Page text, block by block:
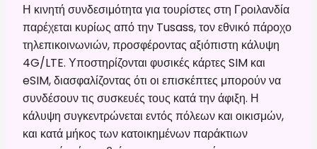
Η κινητή συνδεσιμότητα για τουρίστες στη Γροιλανδία
παρέχεται κυρίως από την Tusass, τον εθνικό πάροχο
τηλεπικοινωνιών, προσφέροντας αξιόπιστη κάλυψη
4G/LTE. Υποστηρίζονται φυσικές κάρτες SIM και
eSIM, διασφαλίζοντας ότι οι επισκέπτες μπορούν να
συνδέσουν τις συσκευές τους κατά την άφιξη. Η
κάλυψη συγκεντρώνεται εντός πόλεων και οικισμών,
και κατά μήκος των κατοικημένων παράκτιων